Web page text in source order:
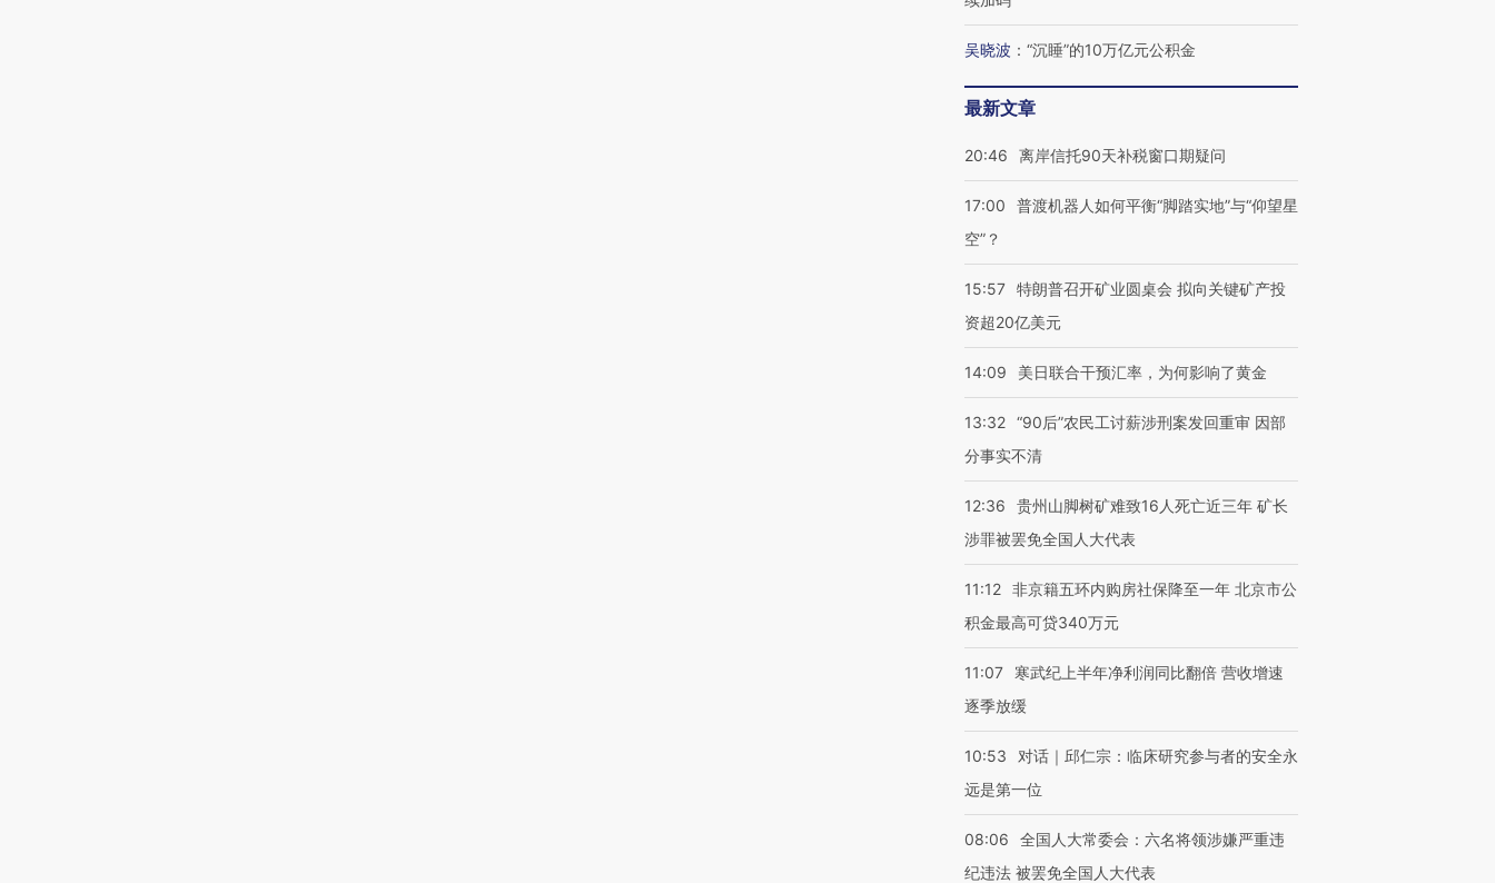
吴晓波 ： “沉睡”的10万亿元公积金
最新文章
20:46 离岸信托90天补税窗口期疑问
17:00
普渡机器人如何平衡“脚踏实地”与“仰望星
空”？
15:57 特朗普召开矿业圆桌会 拟向关键矿产投
资超20亿美元
14:09 美日联合干预汇率，为何影响了黄金
13:32 “90后”农民工讨薪涉刑案发回重审 因部
分事实不清
12:36
贵州山脚树矿难致16人死亡近三年 矿长
涉罪被罢免全国人大代表
11:12 非京籍五环内购房社保降至一年 北京市公
积金最高可贷340万元
11:07
寒武纪上半年净利润同比翻倍 营收增速
逐季放缓
10:53
对话｜邱仁宗：临床研究参与者的安全永
远是第一位
08:06
全国人大常委会：六名将领涉嫌严重违
纪违法 被罢免全国人大代表